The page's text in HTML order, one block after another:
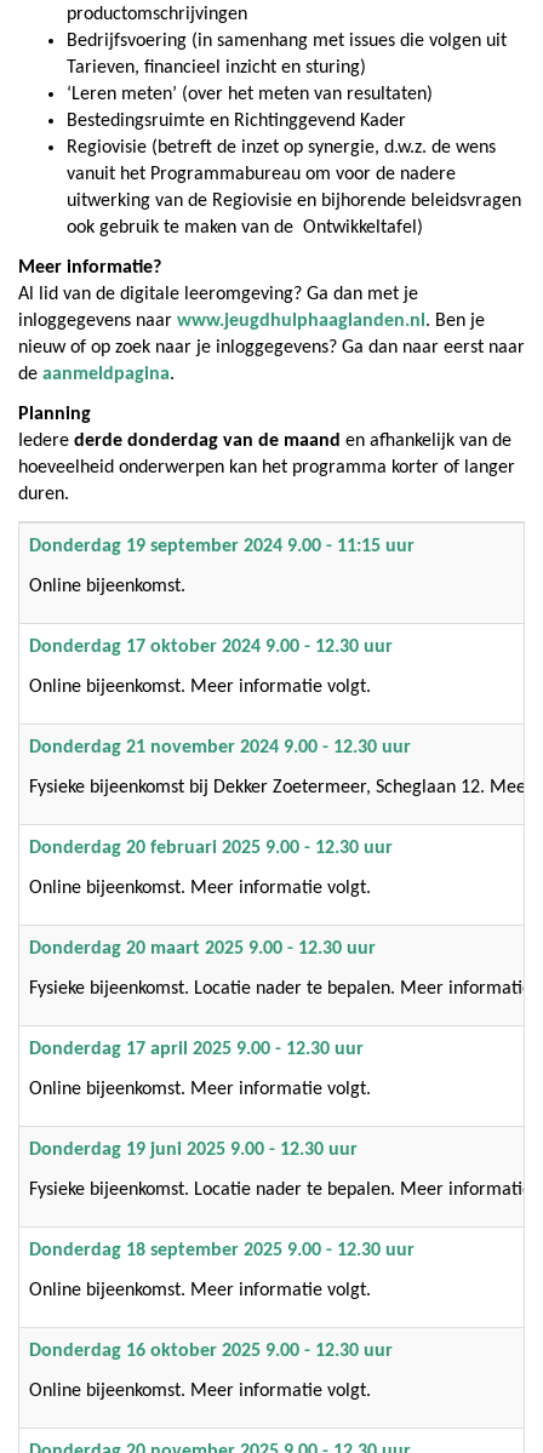
productomschrijvingen
Bedrijfsvoering (in samenhang met issues die volgen uit
Tarieven, financieel inzicht en sturing)
‘Leren meten’ (over het meten van resultaten)
Bestedingsruimte en Richtinggevend Kader
Regiovisie (betreft de inzet op synergie, d.w.z. de wens
vanuit het Programmabureau om voor de nadere
uitwerking van de Regiovisie en bijhorende beleidsvragen
ook gebruik te maken van de Ontwikkeltafel)
Meer informatie?
Al lid van de digitale leeromgeving? Ga dan met je
inloggegevens naar www.jeugdhulphaaglanden.nl. Ben je
nieuw of op zoek naar je inloggegevens? Ga dan naar eerst naar
de aanmeldpagina.
Planning
Iedere derde donderdag van de maand en afhankelijk van de
hoeveelheid onderwerpen kan het programma korter of langer
duren.
Donderdag 19 september 2024 9.00 - 11:15 uur
Online bijeenkomst.
Donderdag 17 oktober 2024 9.00 - 12.30 uur
Online bijeenkomst. Meer informatie volgt.
Donderdag 21 november 2024 9.00 - 12.30 uur
Fysieke bijeenkomst bij Dekker Zoetermeer, Scheglaan 12.
Donderdag 20 februari 2025 9.00 - 12.30 uur
Online bijeenkomst. Meer informatie volgt.
Donderdag 20 maart 2025 9.00 - 12.30 uur
Fysieke bijeenkomst. Locatie nader te bepalen. Meer informatie
Donderdag 17 april 2025 9.00 - 12.30 uur
Online bijeenkomst. Meer informatie volgt.
Donderdag 19 juni 2025 9.00 - 12.30 uur
Fysieke bijeenkomst. Locatie nader te bepalen. Meer informatie
Donderdag 18 september 2025 9.00 - 12.30 uur
Online bijeenkomst. Meer informatie volgt.
Donderdag 16 oktober 2025 9.00 - 12.30 uur
Online bijeenkomst. Meer informatie volgt.